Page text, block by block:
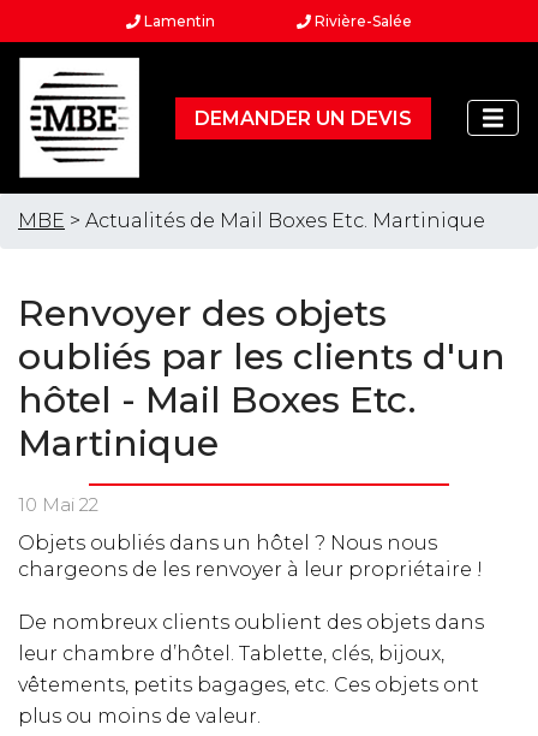
Lamentin Rivière-Salée
DEMANDER UN DEVIS
MBE > Actualités de Mail Boxes Etc. Martinique
Renvoyer des objets
oubliés par les clients d'un
hôtel - Mail Boxes Etc.
Martinique
10 Mai 22
Objets oubliés dans un hôtel ? Nous nous
chargeons de les renvoyer à leur propriétaire !
De nombreux clients oublient des objets dans
leur chambre d’hôtel. Tablette, clés, bijoux,
vêtements, petits bagages, etc. Ces objets ont
plus ou moins de valeur.